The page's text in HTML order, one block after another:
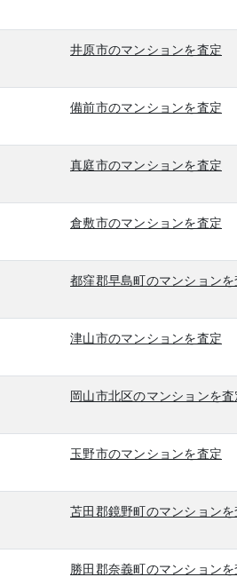
井原市のマンションを査定
備前市のマンションを査定
真庭市のマンションを査定
倉敷市のマンションを査定
都窪郡早島町のマンションを
津山市のマンションを査定
岡山市北区のマンションを査
玉野市のマンションを査定
苫田郡鏡野町のマンションを
勝田郡奈義町のマンションを